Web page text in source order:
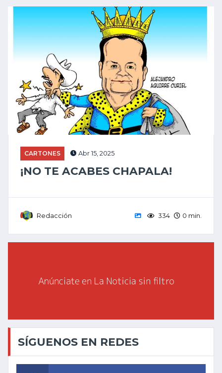
CARTONES Abr 15, 2025
¡NO TE ACABES CHAPALA!
Redacción 334 0 min.
SÍGUENOS EN REDES